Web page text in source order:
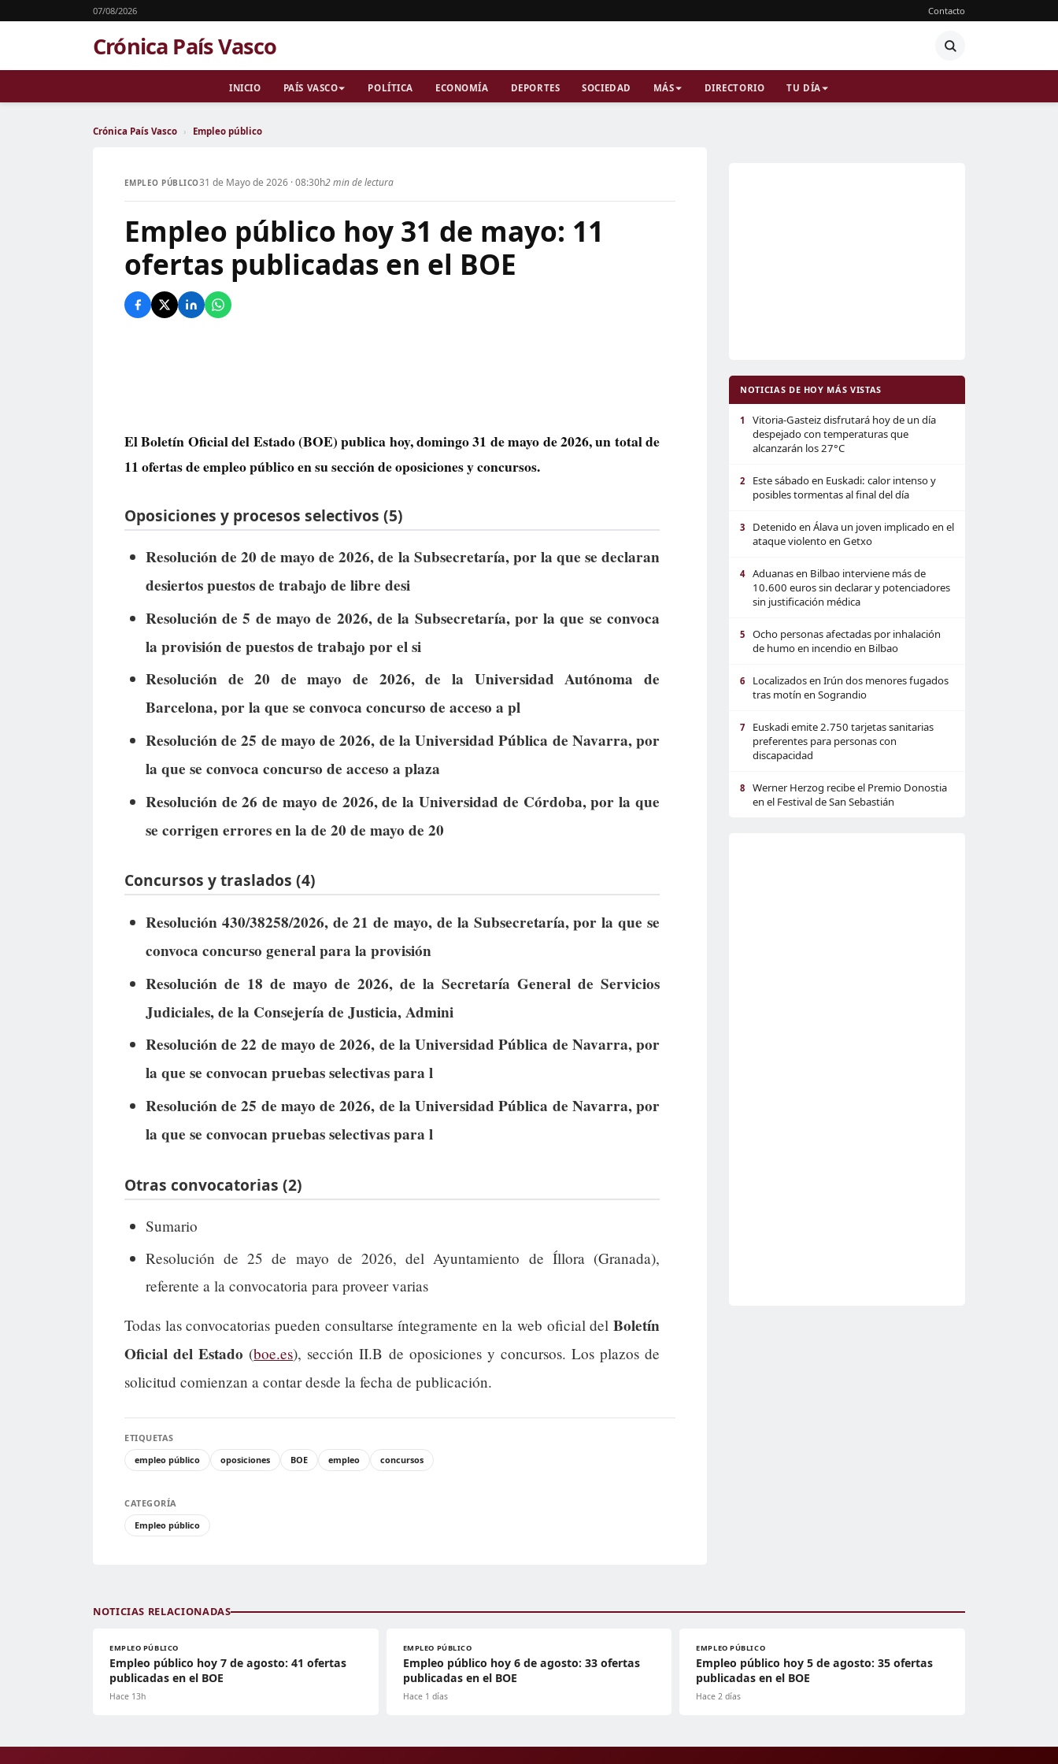
07/08/2026 Contacto
Crónica País Vasco
INICIO PAÍS VASCO POLÍTICA ECONOMÍA DEPORTES SOCIEDAD MÁS DIRECTORIO TU DÍA
Crónica País Vasco › Empleo público
EMPLEO PÚBLICO31 de Mayo de 2026 · 08:30h2 min de lectura
Empleo público hoy 31 de mayo: 11
ofertas publicadas en el BOE
El Boletín Oficial del Estado (BOE) publica hoy, domingo 31 de mayo de 2026, un total de
11 ofertas de empleo públicoen su sección de oposiciones y concursos.
Oposiciones y procesos selectivos (5)
Resolución de 20 de mayo de 2026, de la Subsecretaría, por la que se declaran
desiertos puestos de trabajo de libre desi
Resolución de 5 de mayo de 2026, de la Subsecretaría, por la que se convoca
la provisión de puestos de trabajo por el si
Resolución de 20 de mayo de 2026, de la Universidad Autónoma de
Barcelona, por la que se convoca concurso de acceso a pl
Resolución de 25 de mayo de 2026, de la Universidad Pública de Navarra, por
la que se convoca concurso de acceso a plaza
Resolución de 26 de mayo de 2026, de la Universidad de Córdoba, por la que
se corrigen errores en la de 20 de mayo de 20
Concursos y traslados (4)
Resolución 430/38258/2026, de 21 de mayo, de la Subsecretaría, por la que se
convoca concurso general para la provisión
Resolución de 18 de mayo de 2026, de la Secretaría General de Servicios
Judiciales, de la Consejería de Justicia, Admini
Resolución de 22 de mayo de 2026, de la Universidad Pública de Navarra, por
la que se convocan pruebas selectivas para l
Resolución de 25 de mayo de 2026, de la Universidad Pública de Navarra, por
la que se convocan pruebas selectivas para l
Otras convocatorias (2)
Sumario
Resolución de 25 de mayo de 2026, del Ayuntamiento de Íllora (Granada),
referente a la convocatoria para proveer varias
Todas las convocatorias pueden consultarse íntegramente en la web oficial del Boletín
Oficial del Estado (boe.es), sección II.B de oposiciones y concursos. Los plazos de
solicitud comienzan a contar desde la fecha de publicación.
ETIQUETAS
empleo público
oposiciones BOE empleo concursos
CATEGORÍA
Empleo público
NOTICIAS DE HOY MÁS VISTAS
1
Vitoria-Gasteiz disfrutará hoy de un día
despejado con temperaturas que
alcanzarán los 27°C
2
Este sábado en Euskadi: calor intenso y
posibles tormentas al final del día
3
Detenido en Álava un joven implicado en el
ataque violento en Getxo
4
Aduanas en Bilbao interviene más de
10.600 euros sin declarar y potenciadores
sin justificación médica
5
Ocho personas afectadas por inhalación
de humo en incendio en Bilbao
6
Localizados en Irún dos menores fugados
tras motín en Sograndio
7
Euskadi emite 2.750 tarjetas sanitarias
preferentes para personas con
discapacidad
8
Werner Herzog recibe el Premio Donostia
en el Festival de San Sebastián
NOTICIAS RELACIONADAS
EMPLEO PÚBLICO
Empleo público hoy 7 de agosto: 41 ofertas
publicadas en el BOE
Hace 13h
EMPLEO PÚBLICO
Empleo público hoy 6 de agosto: 33 ofertas
publicadas en el BOE
Hace 1 días
EMPLEO PÚBLICO
Empleo público hoy 5 de agosto: 35 ofertas
publicadas en el BOE
Hace 2 días